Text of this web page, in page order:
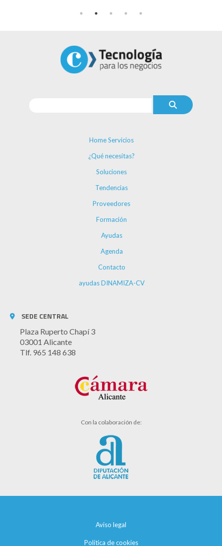
Home Servicios
¿Qué necesitas?
Soluciones
Tendencias
Proveedores
Formación
Ayudas
Agenda
Contacto
ayudas DINAMIZA-CV
SEDE CENTRAL
Plaza Ruperto Chapí 3
03001 Alicante
Tlf. 965 148 638
Con la colaboración de:
Aviso legal
Política de cookies